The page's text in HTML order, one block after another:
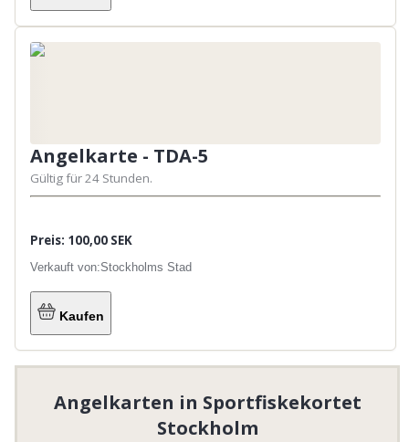
Angelkarte - TDA-5
Gültig für 24 Stunden.
Preis: 100,00 SEK
Verkauft von:Stockholms Stad
Kaufen
Angelkarten in Sportfiskekortet
Stockholm